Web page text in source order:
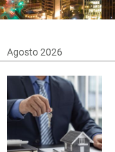
Agosto 2026